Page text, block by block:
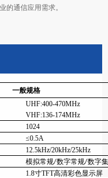
的通信应用需求。
一般规格
UHF:400-470MHz
VHF:136-174MHz
1024
≤0.5A
12.5kHz/20kHz/25kHz
模拟常规/数字常规/数字
1.8寸TFT高清彩色显示屏